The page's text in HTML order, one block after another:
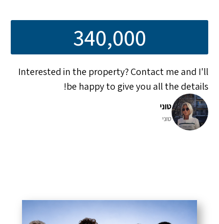
340,000
Interested in the property? Contact me and I'll
be happy to give you all the details!
טוני
טוני